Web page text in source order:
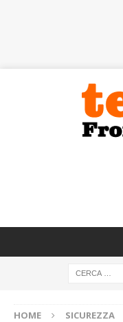
HOME SICUREZZA